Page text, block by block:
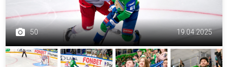
50 19.04.2025